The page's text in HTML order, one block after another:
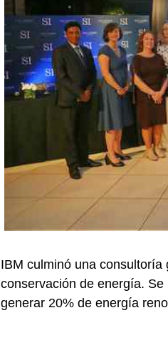
IBM culminó una
conservación de energía.
generar 20% de energía